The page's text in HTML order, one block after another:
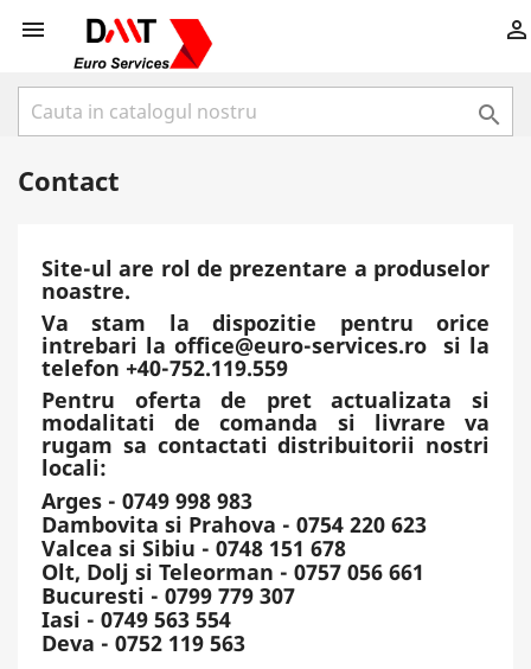
 

Contact
Site-ul are rol de prezentare a produselor
noastre.
Va stam la dispozitie pentru orice
intrebari la office@euro-services.ro si la
telefon +40-752.119.559
Pentru oferta de pret actualizata si
modalitati de comanda si livrare va
rugam sa contactati distribuitorii nostri
locali:
Arges - 0749 998 983
Dambovita si Prahova - 0754 220 623
Valcea si Sibiu - 0748 151 678
Olt, Dolj si Teleorman - 0757 056 661
Bucuresti - 0799 779 307
Iasi - 0749 563 554
Deva - 0752 119 563